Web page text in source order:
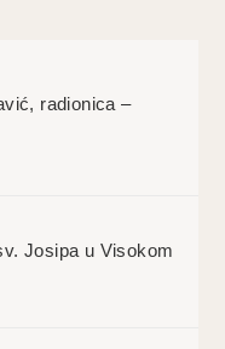
radionica –
Josipa u Visokom